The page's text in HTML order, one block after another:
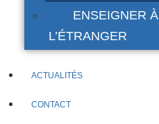
ENSEIGNER À
L’ÉTRANGER
ACTUALITÉS
CONTACT